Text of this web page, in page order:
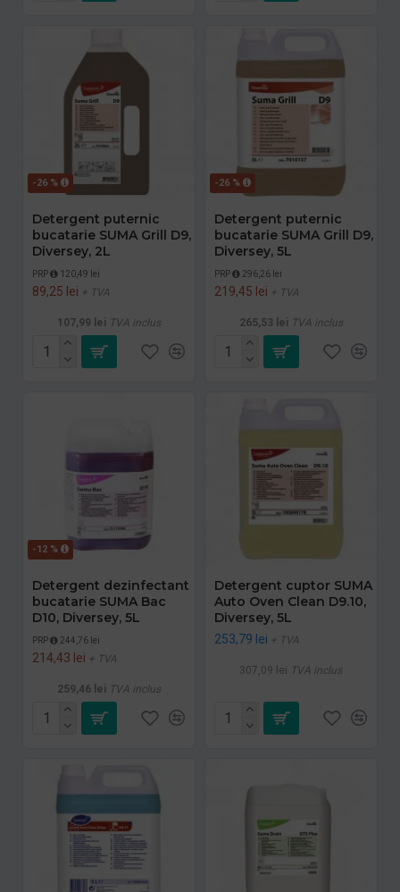
-26 %
Detergent puternic
bucatarie SUMA Grill D9,
Diversey, 2L
PRP 120,49 lei
89,25 lei + TVA
107,99 lei TVA inclus
-26 %
Detergent puternic
bucatarie SUMA Grill D9,
Diversey, 5L
PRP 296,26 lei
219,45 lei + TVA
265,53 lei TVA inclus
-12 %
Detergent dezinfectant
bucatarie SUMA Bac
D10, Diversey, 5L
PRP 244,76 lei
214,43 lei + TVA
259,46 lei TVA inclus
Detergent cuptor SUMA
Auto Oven Clean D9.10,
Diversey, 5L
253,79 lei + TVA
307,09 lei TVA inclus